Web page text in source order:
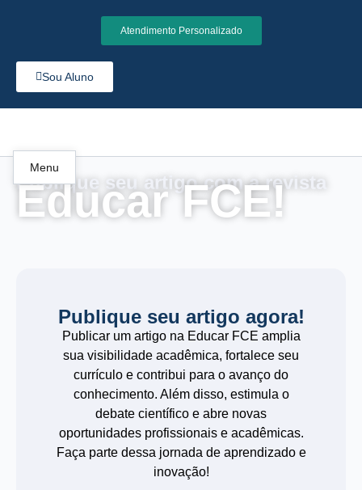
Atendimento Personalizado
Sou Aluno
Menu
Publique seu artigo com a revista
Educar FCE!
Publique seu artigo agora!
Publicar um artigo na Educar FCE amplia
sua visibilidade acadêmica, fortalece seu
currículo e contribui para o avanço do
conhecimento. Além disso, estimula o
debate científico e abre novas
oportunidades profissionais e acadêmicas.
Faça parte dessa jornada de aprendizado e
inovação!